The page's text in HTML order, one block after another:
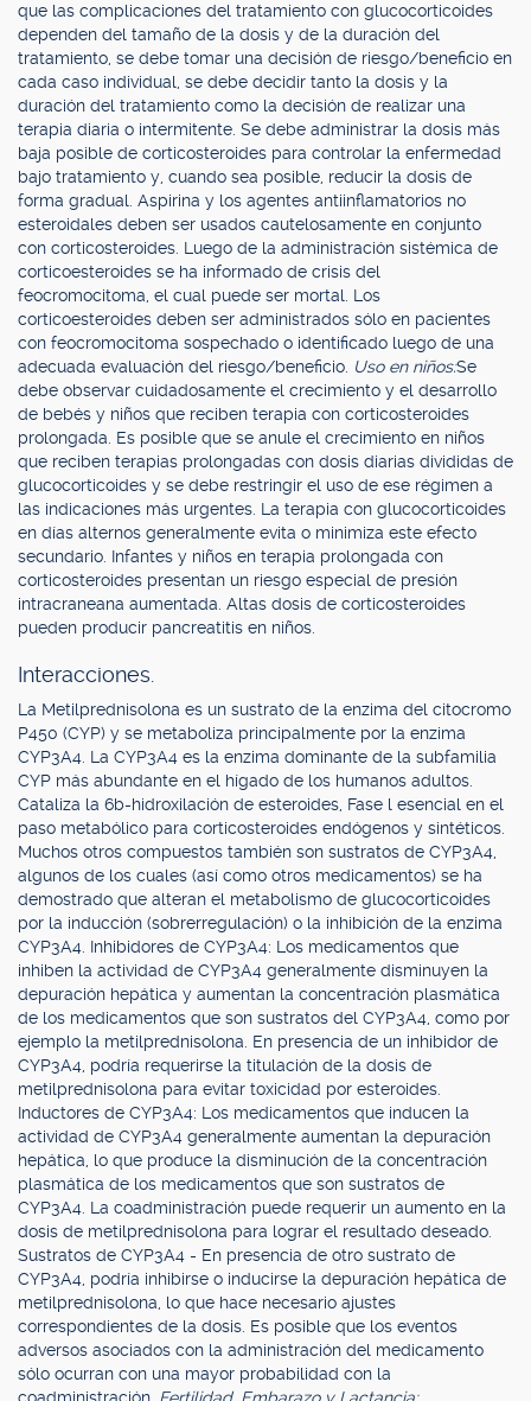
que las complicaciones del tratamiento con glucocorticoides
dependen del tamaño de la dosis y de la duración del
tratamiento, se debe tomar una decisión de riesgo/beneficio en
cada caso individual, se debe decidir tanto la dosis y la
duración del tratamiento como la decisión de realizar una
terapia diaria o intermitente. Se debe administrar la dosis más
baja posible de corticosteroides para controlar la enfermedad
bajo tratamiento y, cuando sea posible, reducir la dosis de
forma gradual. Aspirina y los agentes antiinflamatorios no
esteroidales deben ser usados cautelosamente en conjunto
con corticosteroides. Luego de la administración sistémica de
corticoesteroides se ha informado de crisis del
feocromocitoma, el cual puede ser mortal. Los
corticoesteroides deben ser administrados sólo en pacientes
con feocromocitoma sospechado o identificado luego de una
adecuada evaluación del riesgo/beneficio. Uso en niños:Se
debe observar cuidadosamente el crecimiento y el desarrollo
de bebés y niños que reciben terapia con corticosteroides
prolongada. Es posible que se anule el crecimiento en niños
que reciben terapias prolongadas con dosis diarias divididas de
glucocorticoides y se debe restringir el uso de ese régimen a
las indicaciones más urgentes. La terapia con glucocorticoides
en días alternos generalmente evita o minimiza este efecto
secundario. Infantes y niños en terapia prolongada con
corticosteroides presentan un riesgo especial de presión
intracraneana aumentada. Altas dosis de corticosteroides
pueden producir pancreatitis en niños.
Interacciones.
La Metilprednisolona es un sustrato de la enzima del citocromo
P450 (CYP) y se metaboliza principalmente por la enzima
CYP3A4. La CYP3A4 es la enzima dominante de la subfamilia
CYP más abundante en el hígado de los humanos adultos.
Cataliza la 6b-hidroxilación de esteroides, Fase l esencial en el
paso metabólico para corticosteroides endógenos y sintéticos.
Muchos otros compuestos también son sustratos de CYP3A4,
algunos de los cuales (así como otros medicamentos) se ha
demostrado que alteran el metabolismo de glucocorticoides
por la inducción (sobrerregulación) o la inhibición de la enzima
CYP3A4. Inhibidores de CYP3A4: Los medicamentos que
inhiben la actividad de CYP3A4 generalmente disminuyen la
depuración hepática y aumentan la concentración plasmática
de los medicamentos que son sustratos del CYP3A4, como por
ejemplo la metilprednisolona. En presencia de un inhibidor de
CYP3A4, podría requerirse la titulación de la dosis de
metilprednisolona para evitar toxicidad por esteroides.
Inductores de CYP3A4: Los medicamentos que inducen la
actividad de CYP3A4 generalmente aumentan la depuración
hepática, lo que produce la disminución de la concentración
plasmática de los medicamentos que son sustratos de
CYP3A4. La coadministración puede requerir un aumento en la
dosis de metilprednisolona para lograr el resultado deseado.
Sustratos de CYP3A4 - En presencia de otro sustrato de
CYP3A4, podría inhibirse o inducirse la depuración hepática de
metilprednisolona, lo que hace necesario ajustes
correspondientes de la dosis. Es posible que los eventos
adversos asociados con la administración del medicamento
sólo ocurran con una mayor probabilidad con la